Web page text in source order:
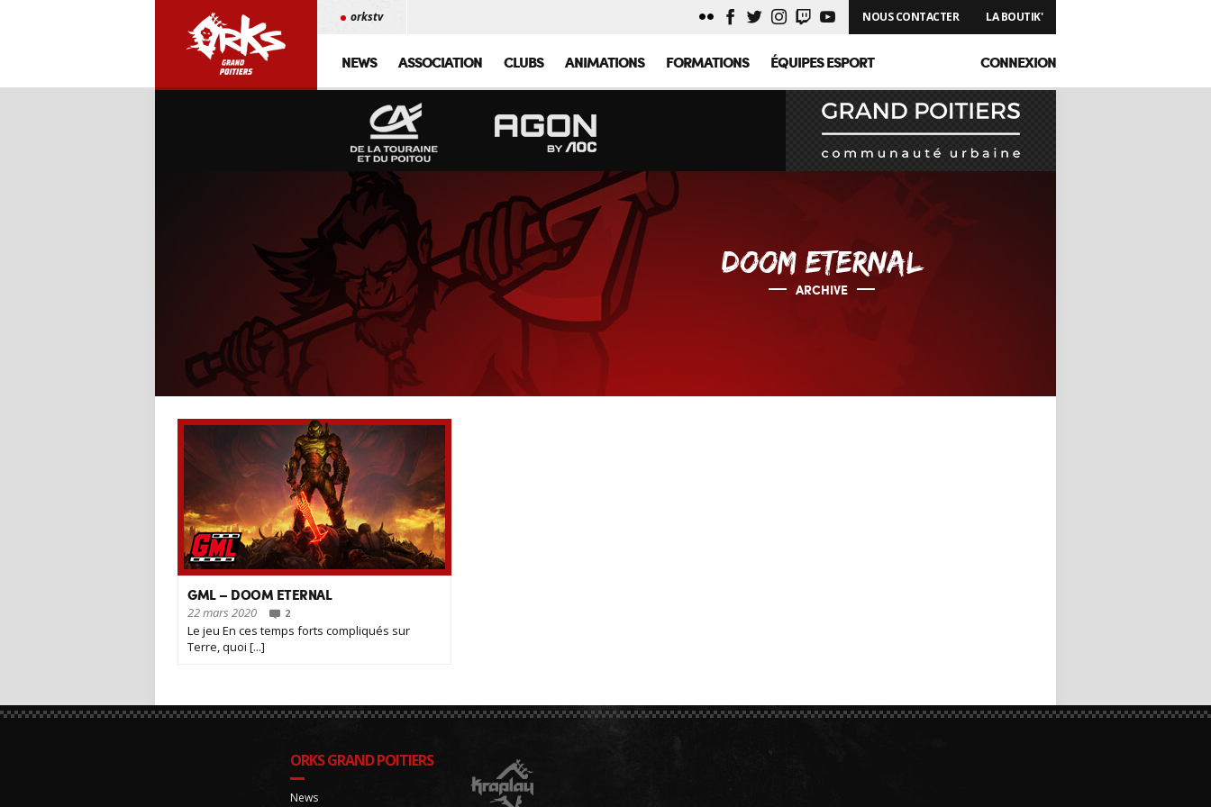
LA BOUTIK'
NOUS CONTACTER
orkstv
NEWS ASSOCIATION CLUBS ANIMATIONS FORMATIONS ÉQUIPES ESPORT CONNEXION
DOOM ETERNAL
ARCHIVE
GML – DOOM ETERNAL
22 mars 2020 2
Le jeu En ces temps forts compliqués sur
Terre, quoi [...]
ORKS GRAND POITIERS
News